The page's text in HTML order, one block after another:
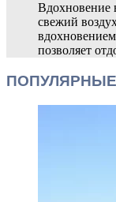
Вдохновение
свежий
позволяет